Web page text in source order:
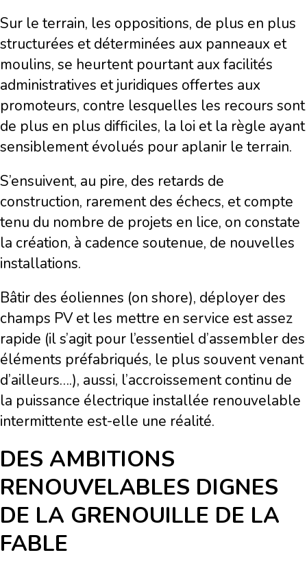
Sur le terrain, les oppositions, de plus en plus
structurées et déterminées aux panneaux et
moulins, se heurtent pourtant aux facilités
administratives et juridiques offertes aux
promoteurs, contre lesquelles les recours sont
de plus en plus difficiles, la loi et la règle ayant
sensiblement évolués pour aplanir le terrain.
S’ensuivent, au pire, des retards de
construction, rarement des échecs, et compte
tenu du nombre de projets en lice, on constate
la création, à cadence soutenue, de nouvelles
installations.
Bâtir des éoliennes (on shore), déployer des
champs PV et les mettre en service est assez
rapide (il s’agit pour l’essentiel d’assembler des
éléments préfabriqués, le plus souvent venant
d’ailleurs….), aussi, l’accroissement continu de
la puissance électrique installée renouvelable
intermittente est-elle une réalité.
DES AMBITIONS
RENOUVELABLES DIGNES
DE LA GRENOUILLE DE LA
FABLE